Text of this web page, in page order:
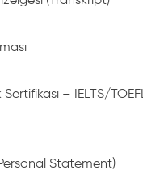
– IELTS/
Statement)